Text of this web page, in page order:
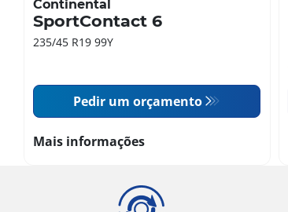
Continental
SportContact 6
235/45 R19 99Y
Pedir um orçamento
Mais informações